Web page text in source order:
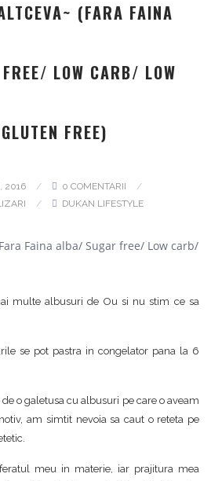
(FARA FAINA
LOW CARB/ LOW
FREE)
2016
0 COMENTARII
DUKAN LIFESTYLE
multe albusuri de Ou si nu stim ce sa
se pot pastra in congelator pana la 6
o galetusa cu albusuri pe care o aveam
am simtit nevoia sa caut o reteta pe
meu in materie, iar prajitura mea